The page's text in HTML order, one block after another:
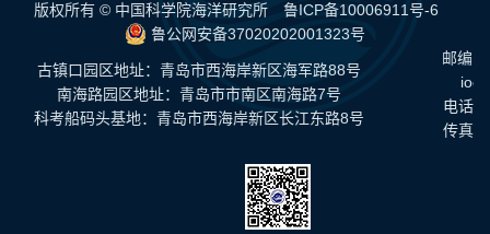
版权所有 © 中国科学院海洋研究所 鲁ICP备10006911号-6
鲁公网安备37020202001323号
古镇口园区地址：青岛市西海岸新区海军路88号
南海路园区地址：青岛市市南区南海路7号
科考船码头基地：青岛市西海岸新区长江东路8号
邮编
电话
传真